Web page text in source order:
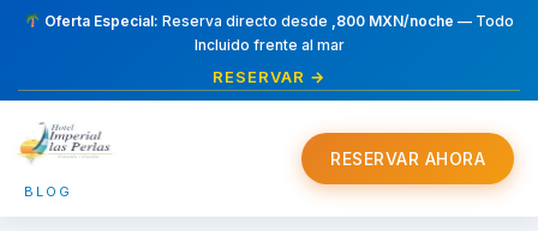
Oferta Especial: Reserva directo desde ,800 MXN/noche — Todo
Incluido frente al mar
RESERVAR →
BLOG
RESERVAR AHORA